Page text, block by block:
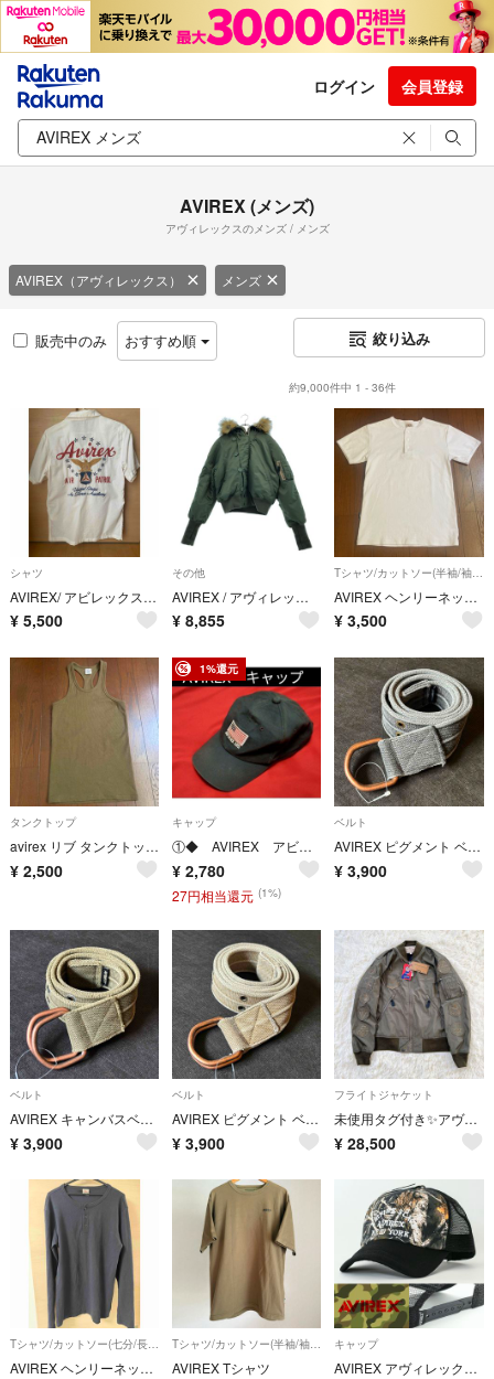
ログイン 会員登録
AVIREX (メンズ)
アヴィレックスのメンズ / メンズ
AVIREX（アヴィレックス） メンズ
販売中のみ おすすめ順 絞り込み
約9,000件中 1 - 36件
シャツ
AVIREX/ アビレックス 豪華刺繍 ホワイト 半袖リネンシャツ【Mサイズ】
¥ 5,500
その他
AVIREX / アヴィレックス | N-2B フライトジャケット | F | カーキ | メンズ
¥ 8,855
Tシャツ/カットソー(半袖/袖なし)
AVIREX ヘンリーネックTシャツ ホワイト M 短丈
¥ 3,500
タンクトップ
avirex リブ タンクトップ カーキ S
¥ 2,500
1%還元
キャップ
①◆ AVIREX アビレックス ◆ キャップ 帽子 ◆ アメリカ 星条旗 ◆ ブラック 黒色 ◆
¥ 2,780
27円相当還元 (1%)
ベルト
AVIREX ピグメント ベルト グレー キャンバス Dリング アヴィレックス
¥ 3,900
ベルト
AVIREX キャンバスベルト オリーブ Dリング アヴィレックス ピグメント
¥ 3,900
ベルト
AVIREX ピグメント ベルト カーキ キャンバス Dリング アヴィレックス
¥ 3,900
フライトジャケット
未使用タグ付き✨アヴィレックス MA-1 フライトジャケット XLサイズ カーキ
¥ 28,500
Tシャツ/カットソー(七分/長袖)
AVIREX ヘンリーネック 長袖カットソー ブラック XL
Tシャツ/カットソー(半袖/袖なし)
AVIREX Tシャツ
キャップ
AVIREX アヴィレックス メッシュキャップ 帽子 キャップ カモフラ 迷彩 リアルツリー 正規品 81580500-36